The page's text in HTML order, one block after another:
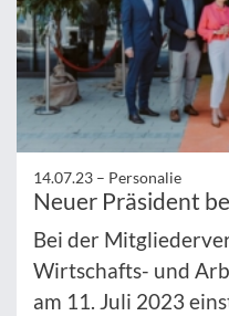
14.07.23 – Personalie
Neuer Präsident
Bei der
Wirtschafts- und
am 11. Juli 2023